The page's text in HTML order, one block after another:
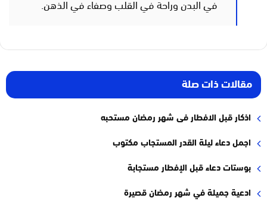
في البدن وراحة في القلب وصفاء في الذهن.
مقالات ذات صلة
اذكار قبل الافطار فى شهر رمضان مستحبه
اجمل دعاء ليلة القدر المستجاب مكتوب
بوستات دعاء قبل الإفطار مستجابة
ادعية جميلة في شهر رمضان قصيرة